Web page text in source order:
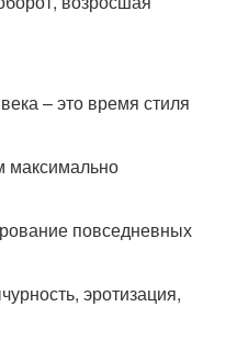
– это время стиля
максимально
повседневных
эротизация,